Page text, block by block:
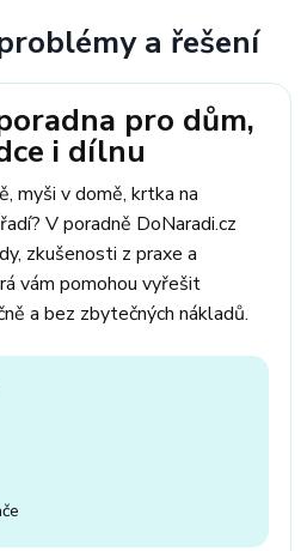
se zbavit kuny
kuna ve střeše
uhlíky do nařadí
uhlíky do
uhlíky makita
uhlíkové kartáče
a řešení
pro dům,
i dílnu
myši v domě, krtka na
V poradně DoNaradi.cz
zkušenosti z praxe a
vám pomohou vyřešit
a bez zbytečných nákladů.